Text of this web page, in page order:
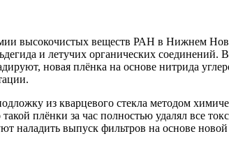
высокочистых веществ РАН в Нижнем
и летучих органических
новая плёнка на основе нитрида
из кварцевого стекла методом
плёнки за час полностью удалял все
наладить выпуск фильтров на основе